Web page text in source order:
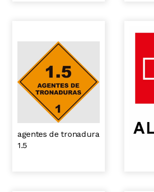
agentes de tronadura
1.5